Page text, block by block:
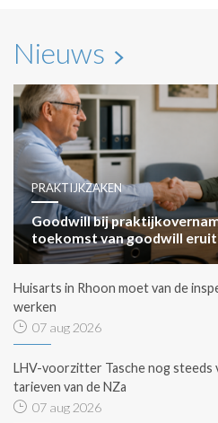
Nieuws
PRAKTIJKZAKEN
Goodwill bij
toekomst van goodwill
Huisarts in Rhoon moet van de
werken
07 aug 2026
LHV-voorzitter Tasche nog steeds
tarieven van de NZa
07 aug 2026